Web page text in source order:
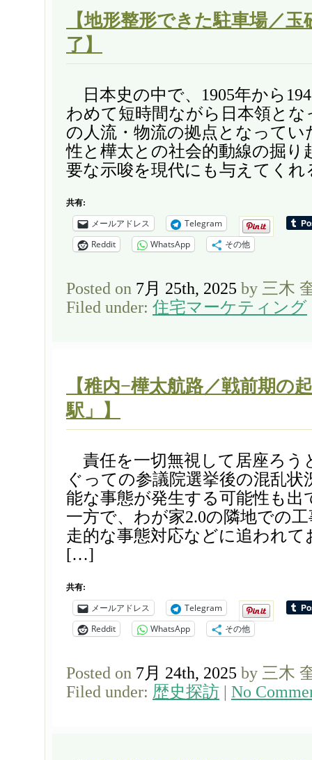
【地形整形できた駐車場／
了】
日本史の中で、1905年から
わめて短時間ながら日本領と
の人流・物流の拠点となってい
性と樺太との社会的動線の掘り
要な示唆を現代にも与えてく
共有:
メールアドレス
Telegram
Reddit
WhatsApp その他
Posted on 7月 25th, 2025 by 三木
Filed under: 住宅マーケティング
【稚内−樺太航路／戦前期の
駅」】
責任を一切無視して居座ろう
ぐっての参議院選挙後の混乱状
能な事態が発生する可能性も出
一方で、わが家2.0の隣地での
走的な事態対応などに追われ
[…]
共有:
メールアドレス
Telegram
Reddit
WhatsApp その他
Posted on 7月 24th, 2025 by 三木
Filed under: 歴史探訪 No